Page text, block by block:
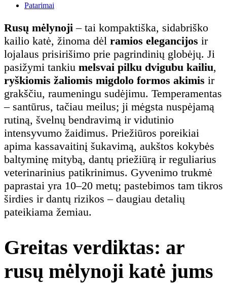
Patarimai
Rusų mėlynoji – tai kompaktiška, sidabriško
kailio katė, žinoma dėl ramios elegancijos ir
lojalaus prisirišimo prie pagrindinių globėjų. Ji
pasižymi tankiu melsvai pilku dvigubu kailiu,
ryškiomis žaliomis migdolo formos akimis ir
grakščiu, raumeningu sudėjimu. Temperamentas
– santūrus, tačiau meilus; ji mėgsta nuspėjamą
rutiną, švelnų bendravimą ir vidutinio
intensyvumo žaidimus. Priežiūros poreikiai
apima kassavaitinį šukavimą, aukštos kokybės
baltyminę mitybą, dantų priežiūrą ir reguliarius
veterinarinius patikrinimus. Gyvenimo trukmė
paprastai yra 10–20 metų; pastebimos tam tikros
širdies ir dantų rizikos – daugiau detalių
pateikiama žemiau.
Greitas verdiktas: ar
rusų mėlynoji katė jums